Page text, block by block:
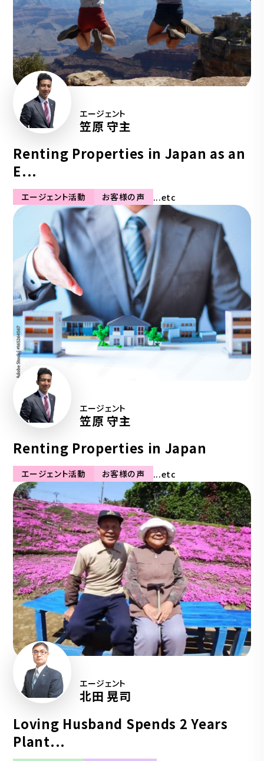
エージェント
笠原 守主
Renting Properties in Japan as an
E...
エージェント活動 お客様の声 ...etc
エージェント
笠原 守主
Renting Properties in Japan
エージェント活動 お客様の声 ...etc
エージェント
北田 晃司
Loving Husband Spends 2 Years
Plant...